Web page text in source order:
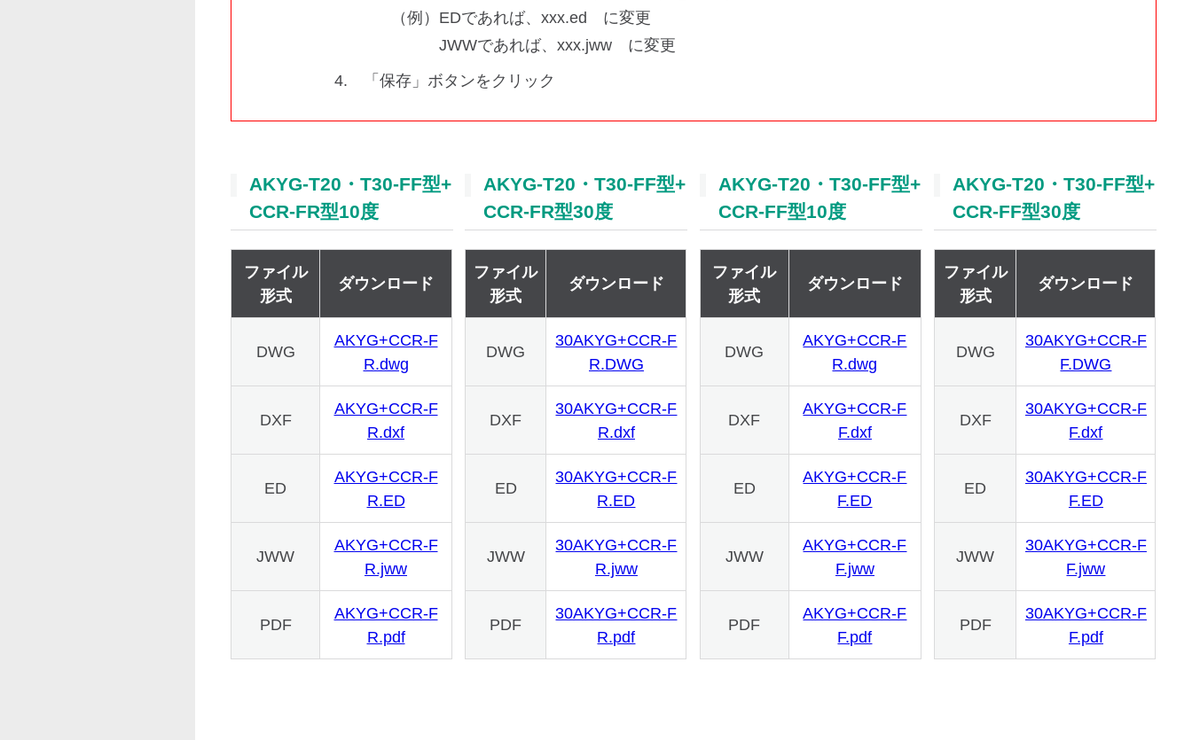
（例）EDであれば、xxx.ed に変更
JWWであれば、xxx.jww に変更
4. 「保存」ボタンをクリック
AKYG-T20・T30-FF型+
CCR-FR型10度
ファイル
形式
ダウンロード
DWG
AKYG+CCR-F
R.dwg
DXF
AKYG+CCR-F
R.dxf
ED
AKYG+CCR-F
R.ED
JWW
AKYG+CCR-F
R.jww
PDF
AKYG+CCR-F
R.pdf
AKYG-T20・T30-FF型+
CCR-FR型30度
ファイル
形式
ダウンロード
DWG
30AKYG+CCR-F
R.DWG
DXF
30AKYG+CCR-F
R.dxf
ED
30AKYG+CCR-F
R.ED
JWW
30AKYG+CCR-F
R.jww
PDF
30AKYG+CCR-F
R.pdf
AKYG-T20・T30-FF型+
CCR-FF型10度
ファイル
形式
ダウンロード
DWG
AKYG+CCR-F
R.dwg
DXF
AKYG+CCR-F
F.dxf
ED
AKYG+CCR-F
F.ED
JWW
AKYG+CCR-F
F.jww
PDF
AKYG+CCR-F
F.pdf
AKYG-T20・T30-FF型+
CCR-FF型30度
ファイル
形式
ダウンロード
DWG
30AKYG+CCR-F
F.DWG
DXF
30AKYG+CCR-F
F.dxf
ED
30AKYG+CCR-F
F.ED
JWW
30AKYG+CCR-F
F.jww
PDF
30AKYG+CCR-F
F.pdf